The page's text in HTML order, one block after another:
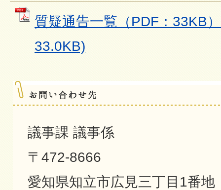
質疑通告一覧（PDF：33KB
33.0KB)
議事課 議事係
〒472-8666
愛知県知立市広見三丁目1番地